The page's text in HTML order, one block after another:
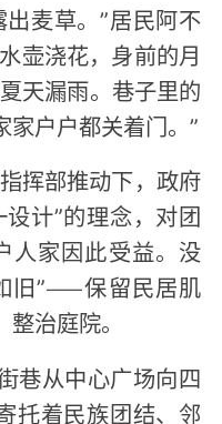
麦草。”居民阿不
壶浇花，身前的月
天漏雨。巷子里的
户户都关着门。”
挥部推动下，政府
计”的理念，对团
人家因此受益。没
旧”——保留民居肌
治庭院。
巷从中心广场向四
托着民族团结、邻